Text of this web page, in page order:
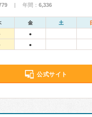
| 年間： 6,336
金 土
●
●
公式サイト